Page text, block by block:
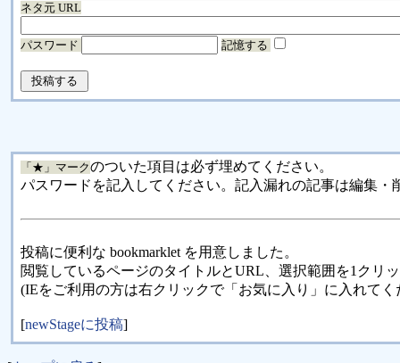
ネタ元 URL
パスワード 記憶する
「★」マークのついた項目は必ず埋めてください。
パスワードを記入してください。記入漏れの記事は編集・
投稿に便利な bookmarklet を用意しました。
閲覧しているページのタイトルとURL、選択範囲を1クリ
(IEをご利用の方は右クリックで「お気に入り」に入れてく
[newStageに投稿]